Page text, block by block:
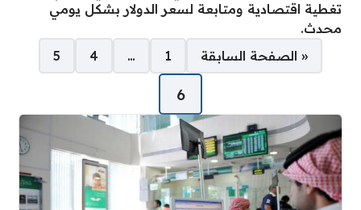
تغطية اقتصادية ومتابعة لسعر الدولار بشكل يومي
محدث.
صفحات:
« الصفحة السابقة 1
…
4
5
6